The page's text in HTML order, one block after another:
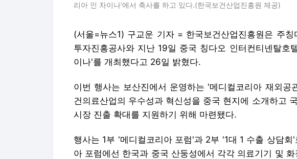
리아 인 차이나'에서 축사를 하고 있다.(한국보건산업진흥원 제공)
(서울=뉴스1) 구교운 기자 = 한국보건산업진흥원은 주칭
투자진흥공사와 지난 19일 중국 칭다오 인터컨티넨탈호
이나'를 개최했다고 26일 밝혔다.
이번 행사는 보산진에서 운영하는 '메디컬코리아 재외공
건의료산업의 우수성과 혁신성을 중국 현지에 소개하고
시장 진출 확대를 지원하기 위해 마련됐다.
행사는 1부 '메디컬코리아 포럼'과 2부 '1대 1 수출 상담
아 포럼에선 한국과 중국 산둥성에서 각각 의료기기 및